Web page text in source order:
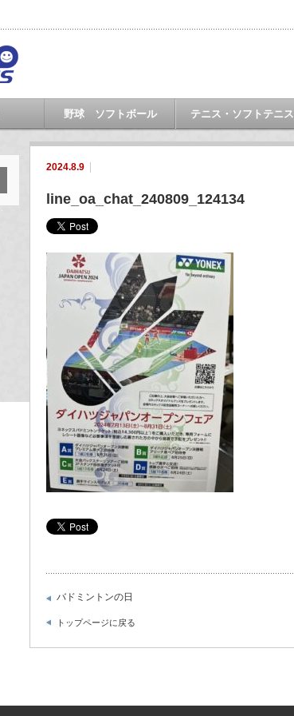
野球 ソフトボール テニス・ソフトテニス
2024.8.9
line_oa_chat_240809_124134
バドミントンの日
トップページに戻る